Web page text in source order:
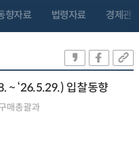
향자료 법령자료 경제관
~ ‘26.5.29.) 입찰동향
매총괄과